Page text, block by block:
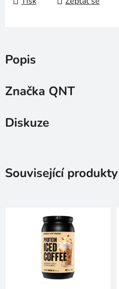
Popis
Značka QNT
Diskuze
Související produkty